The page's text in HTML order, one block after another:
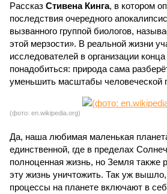
Рассказ Стивена Кинга, в котором
последствия очередного
вызванного группой биологов,
этой мерзости». В реальной жизни
исследователей в организации
понадобиться: природа сама
уменьшить масштабы человеческой
(фото: en.wikipedia.org)
Да, наша любимая маленькая
единственной, где в пределах
полноценная жизнь, но Земля также
эту жизнь уничтожить. Так уж
процессы на планете включают в